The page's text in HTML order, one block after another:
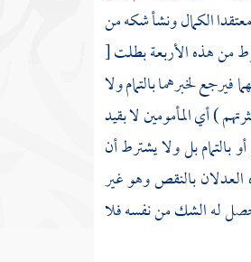
معتقدا الكمال ونشأ شكه من
من هذه الأربعة بطلت[
لخبرهما بالتمام ولا
) أي المأمومين لا بقيد
بل ولا يشترط أن
العدلان بالنقص وهو غير
حصل له الشك من نفسه فلا